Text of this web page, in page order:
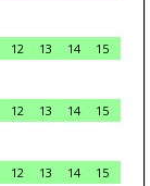
12 13 14
15
12 13 14
15
12 13 14
15